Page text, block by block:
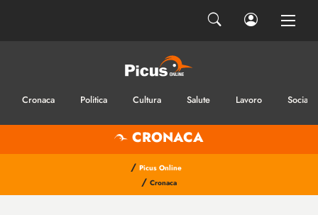
Cronaca Politica Cultura Salute Lavoro Sociale
CRONACA
/ Picus Online
/ Cronaca